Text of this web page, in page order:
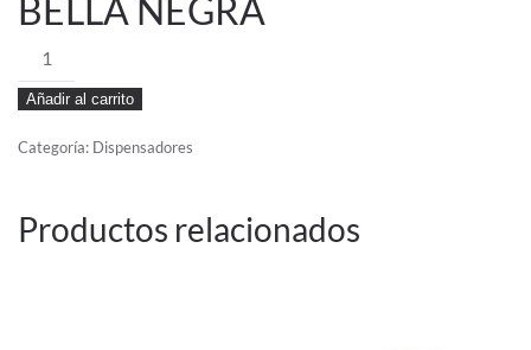
BELLA NEGRA
JABONERA
RELLENABLE
BELLA
NEGRA
Añadir al carrito
Categoría: Dispensadores
Productos relacionados